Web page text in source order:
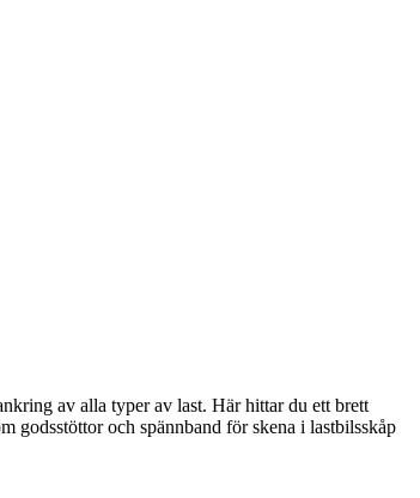
av alla typer av last. Här hittar du ett brett
godsstöttor och spännband för skena i lastbilsskåp